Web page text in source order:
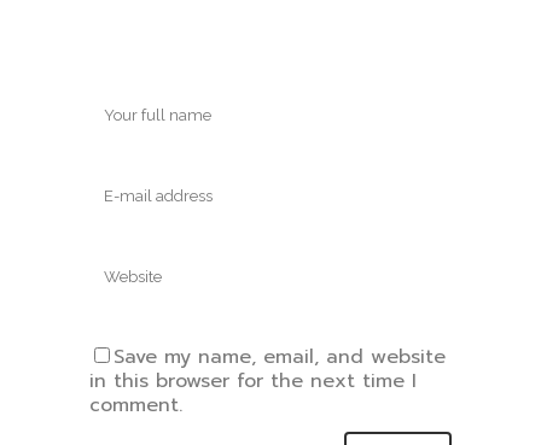
Save my name, email, and website
in this browser for the next time I
comment.